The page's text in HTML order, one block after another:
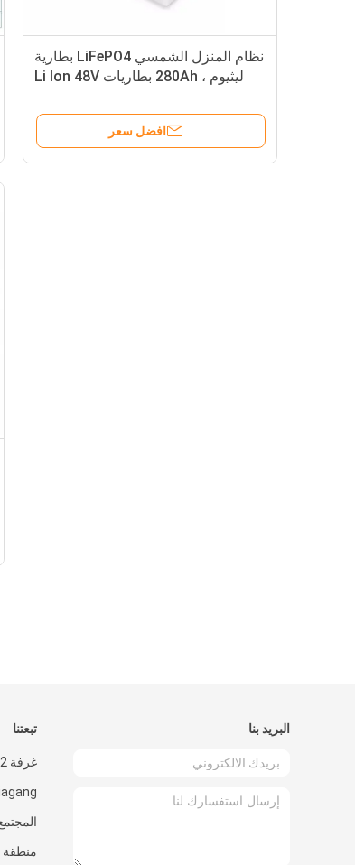
نظام المنزل الشمسي LiFePO4 بطارية
ليثيوم ، 280Ah بطاريات Li Ion 48V
افضل سعر
تبعتنا البريد بنا